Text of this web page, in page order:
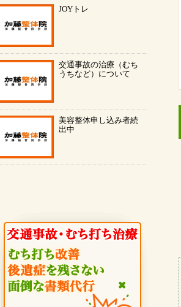
JOYトレ
交通事故の治療（むち
うちなど）について
美容整体申し込み者続
出中